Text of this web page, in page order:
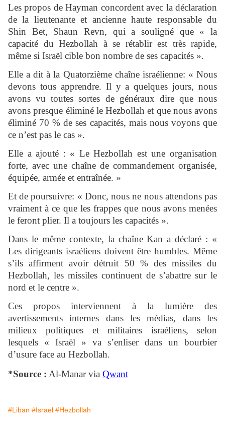
Les propos de Hayman concordent avec la déclaration
de la lieutenante et ancienne haute responsable du
Shin Bet, Shaun Revn, qui a souligné que « la
capacité du Hezbollah à se rétablir est très rapide,
même si Israël cible bon nombre de ses capacités ».
Elle a dit à la Quatorzième chaîne israélienne: « Nous
devons tous apprendre. Il y a quelques jours, nous
avons vu toutes sortes de généraux dire que nous
avons presque éliminé le Hezbollah et que nous avons
éliminé 70 % de ses capacités, mais nous voyons que
ce n’est pas le cas ».
Elle a ajouté : « Le Hezbollah est une organisation
forte, avec une chaîne de commandement organisée,
équipée, armée et entraînée. »
Et de poursuivre: « Donc, nous ne nous attendons pas
vraiment à ce que les frappes que nous avons menées
le feront plier. Il a toujours les capacités ».
Dans le même contexte, la chaîne Kan a déclaré : «
Les dirigeants israéliens doivent être humbles. Même
s’ils affirment avoir détruit 50 % des missiles du
Hezbollah, les missiles continuent de s’abattre sur le
nord et le centre ».
Ces propos interviennent à la lumière des
avertissements internes dans les médias, dans les
milieux politiques et militaires israéliens, selon
lesquels « Israël » va s’enliser dans un bourbier
d’usure face au Hezbollah.
*Source : Al-Manar via Qwant
#Liban #Israel #Hezbollah